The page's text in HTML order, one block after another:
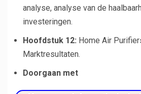
analyse, analyse van de
investeringen.
Hoofdstuk 12: Home Air
Marktresultaten.
Doorgaan met